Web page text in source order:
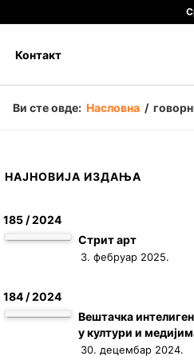
Контакт
Ви сте овде: Насловна /
НАЈНОВИЈА ИЗДАЊА
185 / 2024
Стрит арт
3. фебруар 2025.
184 / 2024
Вештачка
у култури и
30. децембар 2024.